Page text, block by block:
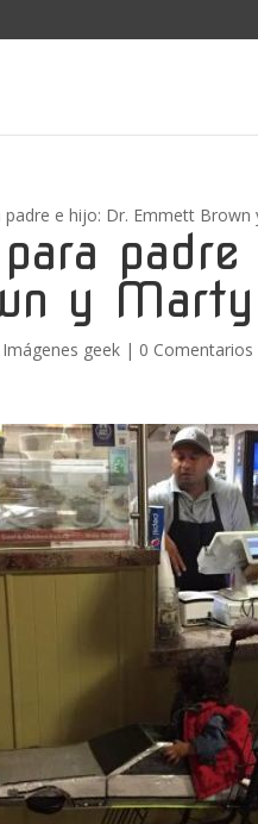
padre e hijo: Dr. Emmett Brown
y
Imágenes geek | 0 Comentarios